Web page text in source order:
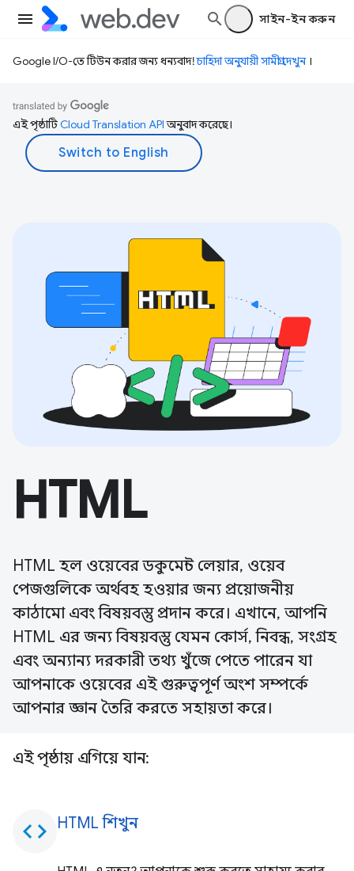
সাইন-ইন করুন
Google I/O-তে টিউন করার জন্য ধন্যবাদ!চাহিদা অনুযায়ী সামগ্রী দেখুন।
এই পৃষ্ঠাটিCloud Translation APIঅনুবাদ করেছে।
HTML
HTML হল ওয়েবের ডকুমেন্ট লেয়ার, ওয়েব
পেজগুলিকে অর্থবহ হওয়ার জন্য প্রয়োজনীয়
কাঠামো এবং বিষয়বস্তু প্রদান করে। এখানে, আপনি
HTML এর জন্য বিষয়বস্তু যেমন কোর্স, নিবন্ধ, সংগ্রহ
এবং অন্যান্য দরকারী তথ্য খুঁজে পেতে পারেন যা
আপনাকে ওয়েবের এই গুরুত্বপূর্ণ অংশ সম্পর্কে
আপনার জ্ঞান তৈরি করতে সহায়তা করে।
এই পৃষ্ঠায় এগিয়ে যান:
code HTML শিখুন